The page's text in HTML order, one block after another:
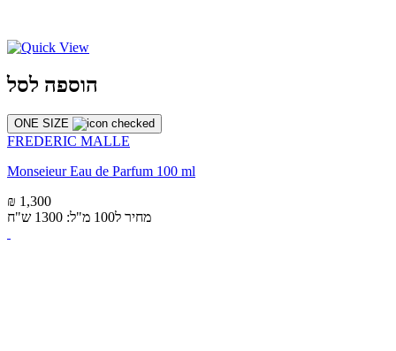
הוספה לסל
ONE SIZE
FREDERIC MALLE
Monseieur Eau de Parfum 100 ml
₪ 1,300
מחיר ל100 מ"ל: 1300 ש"ח